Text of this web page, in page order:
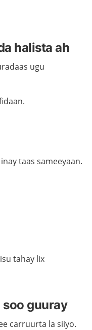
halista ah
ugu
taas sameeyaan.
tahay lix
guuray
carruurta la siiyo.